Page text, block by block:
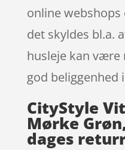
online
det skyldes bl.a.
husleje kan være
god beliggenhed
CityStyle
Mørke
dages